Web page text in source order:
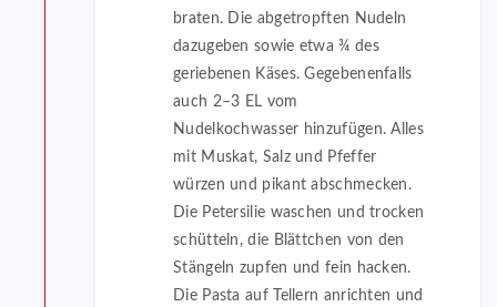
braten. Die abgetropften Nudeln
dazugeben sowie etwa ¾ des
geriebenen Käses. Gegebenenfalls
auch 2–3 EL vom
Nudelkochwasser hinzufügen. Alles
mit Muskat, Salz und Pfeffer
würzen und pikant abschmecken.
Die Petersilie waschen und trocken
schütteln, die Blättchen von den
Stängeln zupfen und fein hacken.
Die Pasta auf Tellern anrichten und